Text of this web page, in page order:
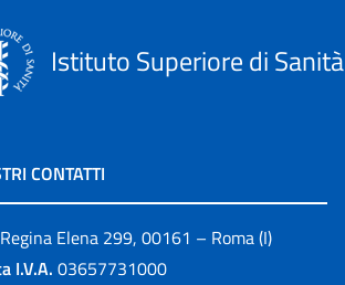
Istituto Superiore di Sanità
CONTATTI
Elena 299, 00161 – Roma (I)
I.V.A. 03657731000